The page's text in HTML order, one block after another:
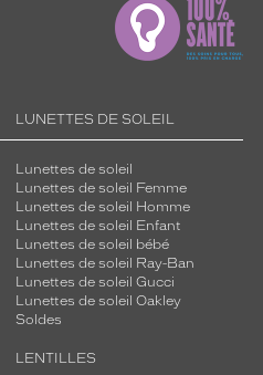
LUNETTES DE SOLEIL
Lunettes de soleil
Lunettes de soleil Femme
Lunettes de soleil Homme
Lunettes de soleil Enfant
Lunettes de soleil bébé
Lunettes de soleil Ray-Ban
Lunettes de soleil Gucci
Lunettes de soleil Oakley
Soldes
LENTILLES